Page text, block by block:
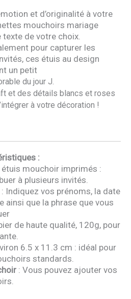
et d’originalité à votre
mouchoirs mariage
texte de votre choix.
pour capturer les
ces étuis au design
un petit
du jour J.
et des détails blancs et roses
à votre décoration !
:
mouchoir imprimés :
à plusieurs invités.
: Indiquez vos prénoms, la date
ainsi que la phrase que vous
de haute qualité, 120g, pour
6.5 x 11.3 cm : idéal pour
standards.
: Vous pouvez ajouter vos